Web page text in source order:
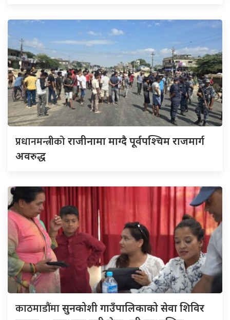
प्रधानमन्त्रीकोराजीनामा माग्दै पूर्वपश्चिम राजमार्ग
अवरुद्ध
काठमाडौंमासुनकोशी गाउँपालिकाको सेवा शिविर